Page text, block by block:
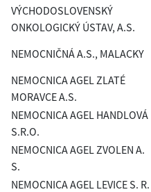
VÝCHODOSLOVENSKÝ
ONKOLOGICKÝ ÚSTAV, A.S.
NEMOCNIČNÁ A.S., MALACKY
NEMOCNICA AGEL ZLATÉ
MORAVCE A.S.
NEMOCNICA AGEL HANDLOVÁ
S.R.O.
NEMOCNICA AGEL ZVOLEN A.
S.
NEMOCNICA AGEL LEVICE S. R.